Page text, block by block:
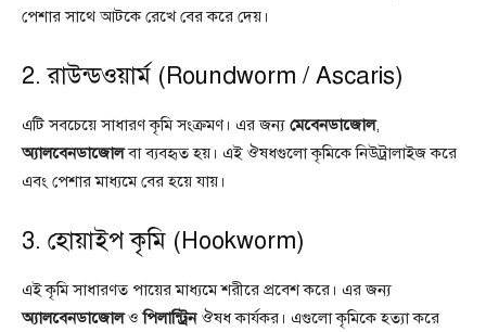
পেশার সাথে আটকে রেখে বের করে দেয়।
2. রাউন্ডওয়ার্ম (Roundworm / Ascaris)
এটি সবচেয়ে সাধারণ কৃমি সংক্রমণ। এর জন্য মেবেনডাজোল,
অ্যালবেনডাজোলবাব্যবহৃত হয়। এই ঔষধগুলো কৃমিকে নিউট্রালাইজ করে
এবং পেশার মাধ্যমে বের হয়ে যায়।
3. হোয়াইপ কৃমি (Hookworm)
এই কৃমি সাধারণত পায়ের মাধ্যমে শরীরে প্রবেশ করে। এর জন্য
অ্যালবেনডাজোলওপিলান্ট্রিনঔষধ কার্যকর। এগুলো কৃমিকে হত্যা করে